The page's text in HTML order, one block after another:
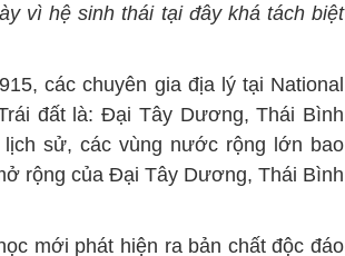
vì hệ sinh thái tại đây khá tách biệt
các chuyên gia địa lý tại National
đất là: Đại Tây Dương, Thái Bình
sử, các vùng nước rộng lớn bao
rộng của Đại Tây Dương, Thái Bình
mới phát hiện ra bản chất độc đáo